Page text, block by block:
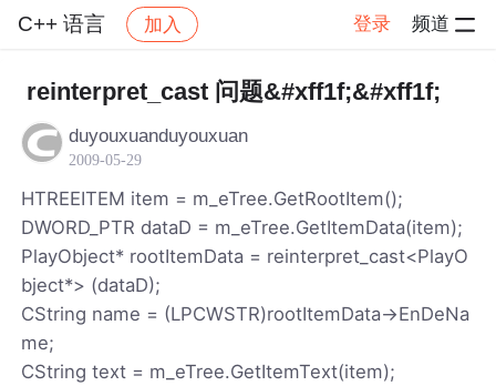
C++ 语言 加入 登录 频道
社区 C++ 语言 帖子详情
reinterpret_cast 问题&#xff1f;&#xff1f;
duyouxuanduyouxuan
2009-05-29
HTREEITEM item = m_eTree.GetRootItem();
DWORD_PTR dataD = m_eTree.GetItemData(item);
PlayObject* rootItemData = reinterpret_cast<PlayO
bject*> (dataD);
CString name = (LPCWSTR)rootItemData->EnDeNa
me;
CString text = m_eTree.GetItemText(item);